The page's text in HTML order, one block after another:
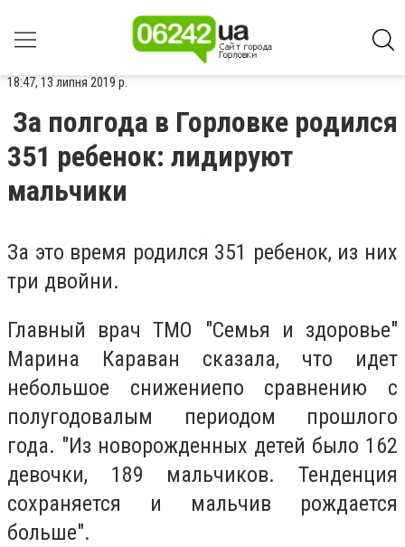
18:47, 13 липня 2019 р.
За полгода в Горловке родился
351 ребенок: лидируют
мальчики
За это время родился 351 ребенок, из них
три двойни.
Главный врач ТМО "Семья и здоровье"
Марина Караван сказала, что идет
небольшое снижениепо сравнению с
полугодовалым периодом прошлого
года. "Из новорожденных детей было 162
девочки, 189 мальчиков. Тенденция
сохраняется и мальчив рождается
больше".